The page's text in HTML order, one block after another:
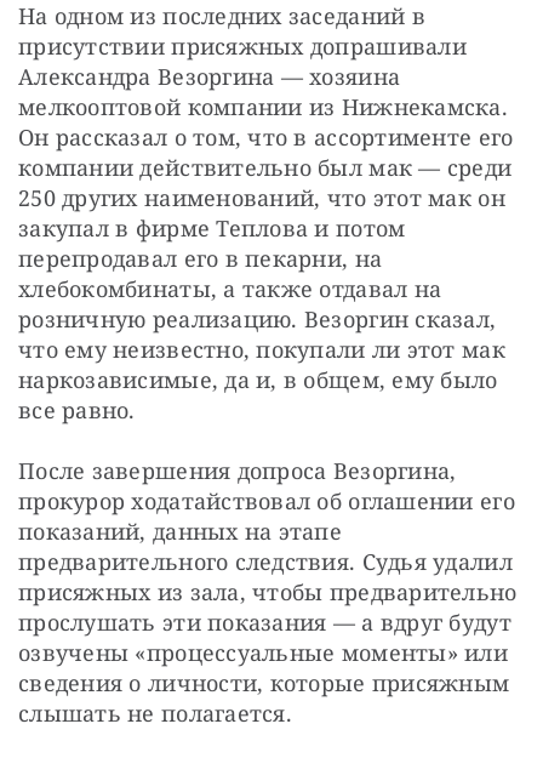
На одном из последних заседаний в
присутствии присяжных допрашивали
Александра Везоргина — ​хозяина
мелкооптовой компании из Нижнекамска.
Он рассказал о том, что в ассортименте его
компании действительно был мак — ​среди
250 других наименований, что этот мак он
закупал в фирме Теплова и потом
перепродавал его в пекарни, на
хлебокомбинаты, а также отдавал на
розничную реализацию. Везоргин сказал,
что ему неизвестно, покупали ли этот мак
наркозависимые, да и, в общем, ему было
все равно.
После завершения допроса Везоргина,
прокурор ходатайствовал об оглашении его
показаний, данных на этапе
предварительного следствия. Судья удалил
присяжных из зала, чтобы предварительно
прослушать эти показания — ​а вдруг будут
озвучены «процессуальные моменты» или
сведения о личности, которые присяжным
слышать не полагается.